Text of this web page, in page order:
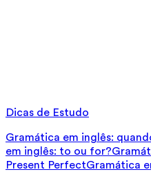
Dicas de Estudo
Gramática em inglês: quando
em inglês: to ou for?
Present PerfectGramática